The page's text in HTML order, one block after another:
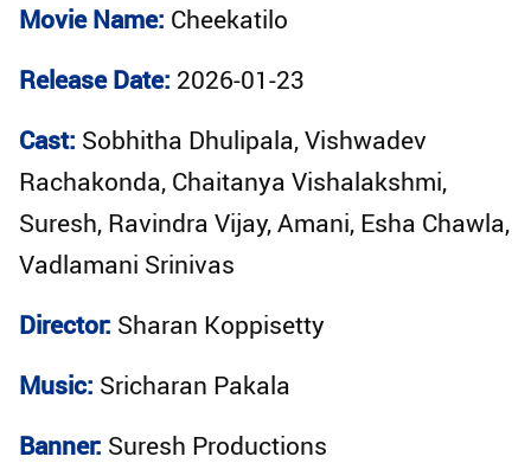
Movie Name: Cheekatilo
Release Date: 2026-01-23
Cast: Sobhitha Dhulipala, Vishwadev
Rachakonda, Chaitanya Vishalakshmi,
Suresh, Ravindra Vijay, Amani, Esha Chawla,
Vadlamani Srinivas
Director: Sharan Koppisetty
Music: Sricharan Pakala
Banner: Suresh Productions